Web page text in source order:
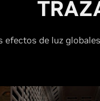
efectos de luz